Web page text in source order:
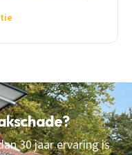
30 jaar ervaring is